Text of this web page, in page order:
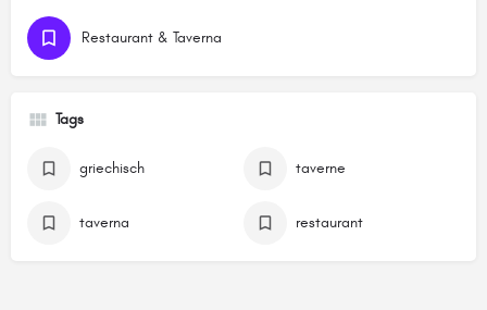
Restaurant & Taverna
Tags
griechisch taverne
taverna restaurant